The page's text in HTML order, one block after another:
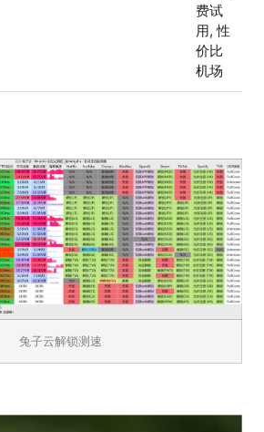
费试
用, 性
价比
机场
兔子云解锁测速